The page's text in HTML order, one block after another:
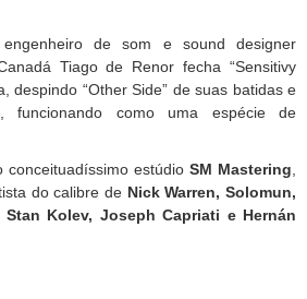
de som e sound designer
Tiago de Renor fecha “Sensitivy
despindo “Other Side” de suas batidas e
funcionando como uma espécie de
estúdio SM Mastering
do calibre de Nick Warren, Solomun,
Kolev, Joseph Capriati e Hernán